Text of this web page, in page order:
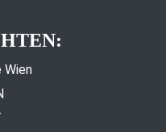
Wien